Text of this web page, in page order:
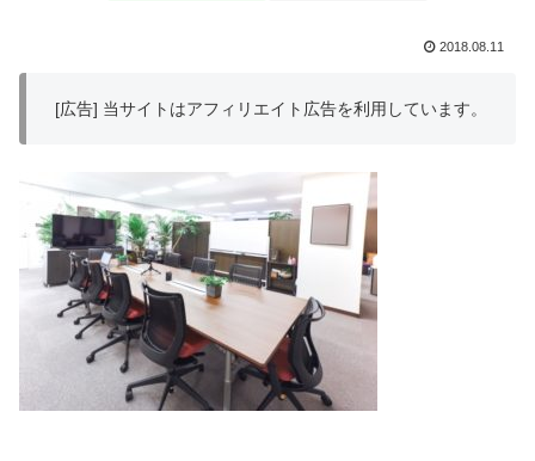
2018.08.11
[広告] 当サイトはアフィリエイト広告を利用しています。